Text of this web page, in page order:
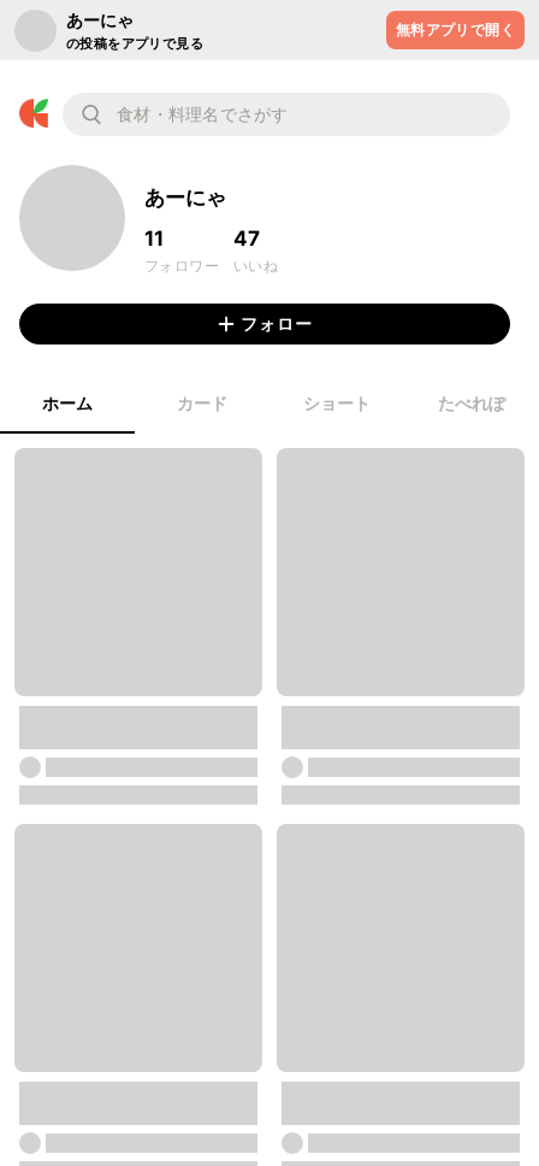
あーにゃ
の投稿をアプリで見る
無料アプリで開く
あーにゃ
11
フォロワー
47
いいね
フォロー
ホーム カード ショート たべれぽ